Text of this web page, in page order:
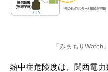
「みまもりWatch
熱中症危険度は、関西電